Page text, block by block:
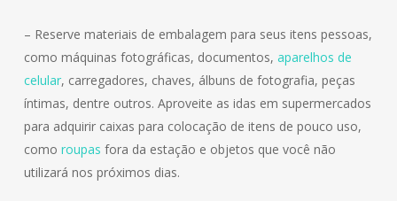
– Reserve materiais de embalagem para seus itens pessoas,
como máquinas fotográficas, documentos, aparelhos de
celular, carregadores, chaves, álbuns de fotografia, peças
íntimas, dentre outros. Aproveite as idas em supermercados
para adquirir caixas para colocação de itens de pouco uso,
como roupas fora da estação e objetos que você não
utilizará nos próximos dias.